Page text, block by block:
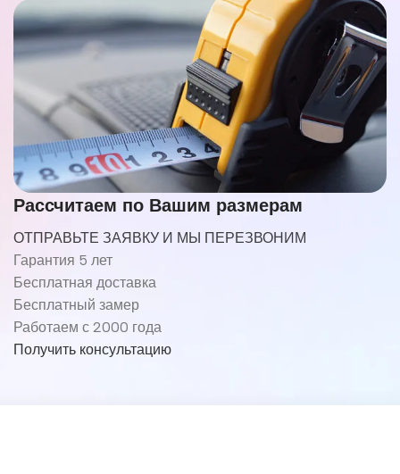
Рассчитаем по Вашим размерам
ОТПРАВЬТЕ ЗАЯВКУ И МЫ ПЕРЕЗВОНИМ
Гарантия 5 лет
Бесплатная доставка
Бесплатный замер
Работаем с 2000 года
Получить консультацию